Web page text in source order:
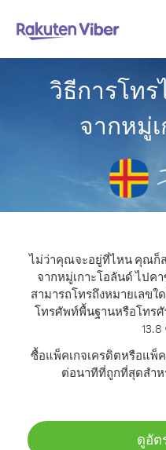
วิธีการโท
จากหมู่
ไม่ว่าคุณจะอยู่ที่ไหน คุณก็
จากหมู่เกาะโอลันด์ ไปค
สามารถโทรถึงหมายเลข
โทรศัพท์พื้นฐานหรือโทรศั
ซื้อแพ็คเกจเครดิตหรือแพ็
ต่อนาทีที่ถูกที่สุดสำ
ดูอัต